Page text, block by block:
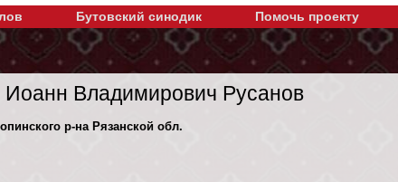
Бутовский синодик Помочь проекту
Владимирович Русанов
р-на Рязанской обл.